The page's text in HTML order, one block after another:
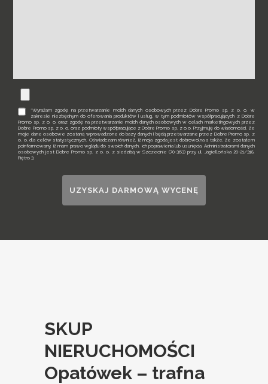
*Wyrażam zgodę na przetwarzanie moich danych osobowych przez Dobre Promo sp. z o. o. w
zakresie niezbędnym do oferowania produktów i usług, w tym podmiotów współpracujących z Dobre
Promo sp. z o. o. oraz zgodę na przetwarzanie moich danych osobowych w celach marketingowych przez
Dobre Promo sp. z o. o. oraz podmioty współpracujące z Dobre Promo sp. z o.o. Przyjmuję do wiadomości, że
moje dane osobowe zostaną wprowadzone do bazy danych i będą przetwarzane przez Dobre Promo sp. z
o. o. dla celów statystycznych. Oświadczam również, iż moja zgoda jest dobrowolna a także, że zostałem
poinformowany, iż mam prawo wglądu do swoich danych, ich poprawienia lub usunięcia. Administratorami danych
osobowych jest Dobre Promo sp. z o. o. z siedzibą w Szczecinie (70-363) przy ul. Jagiellońska 20-21/318,
Piętro 3.
SKUP
NIERUCHOMOŚCI
Opatówek – trafna